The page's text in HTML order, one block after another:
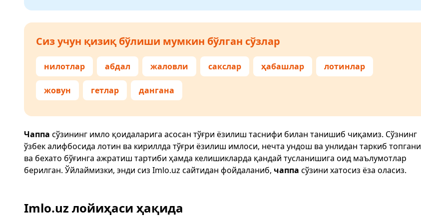
Сиз учун қизиқ бўлиши мумкин бўлган сўзлар
нилотлар абдал жаловли сакслар ҳабашлар лотинлар
жовун гетлар дангана
Чаппа сўзининг имло қоидаларига асосан тўғри ёзилиш таснифи билан танишиб чиқамиз. Сўзнинг
ўзбек алифбосида лотин ва кириллда тўғри ёзилиш имлоси, нечта ундош ва унлидан таркиб топгани
ва бехато бўғинга ажратиш тартиби ҳамда келишикларда қандай тусланишига оид маълумотлар
берилган. Ўйлаймизки, энди сиз Imlo.uz сайтидан фойдаланиб, чаппа сўзини хатосиз ёза оласиз.
Imlo.uz лойиҳаси ҳақида